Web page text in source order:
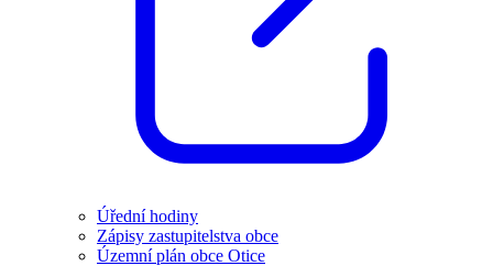
Úřední hodiny
Zápisy zastupitelstva obce
Územní plán obce Otice